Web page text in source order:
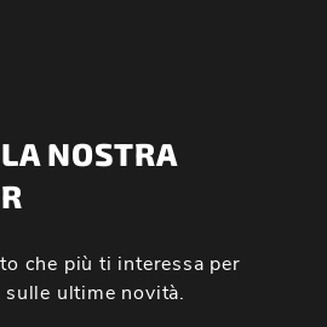
NOSTRA
che più ti interessa per
ultime novità.